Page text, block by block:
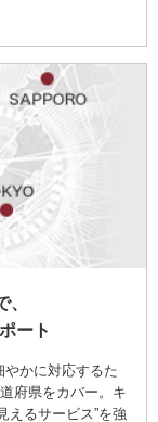
ート
かに対応するた
府県をカバー。キ
えるサービス”を強